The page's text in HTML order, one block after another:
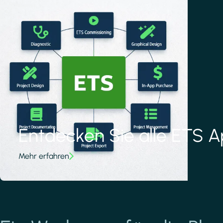
Entdecken Sie alle ETS
Mehr erfahren